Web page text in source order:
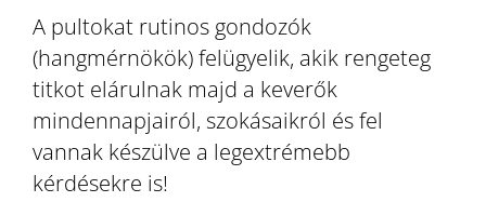
A pultokat rutinos gondozók
(hangmérnökök) felügyelik, akik rengeteg
titkot elárulnak majd a keverők
mindennapjairól, szokásaikról és fel
vannak készülve a legextrémebb
kérdésekre is!